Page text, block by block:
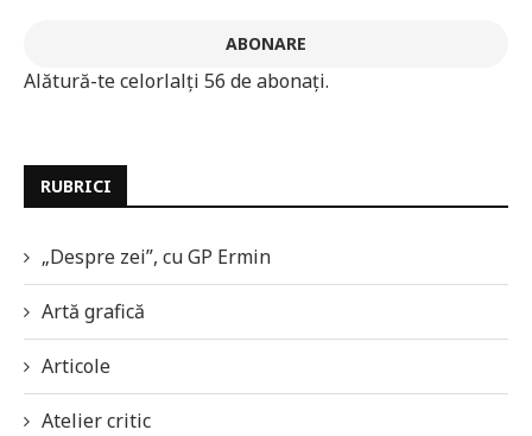
ABONARE
Alătură-te celorlalți 56 de abonați.
RUBRICI
„Despre zei”, cu GP Ermin
Artă grafică
Articole
Atelier critic